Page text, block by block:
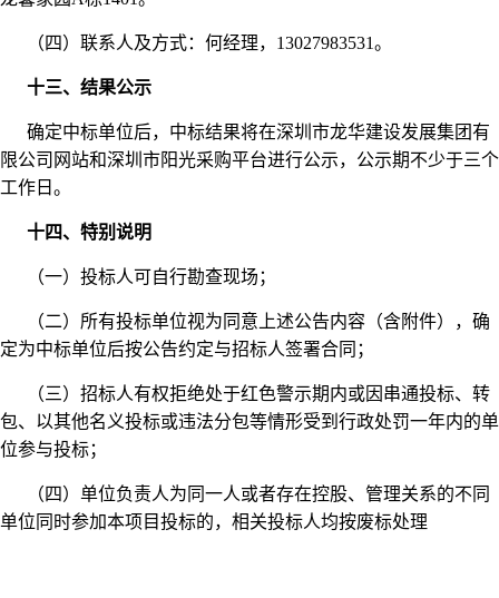
（四）联系人及方式：何经理，13027983531。
十三、结果公示
确定中标单位后，中标结果将在深圳市龙华建设发展集团有
限公司网站和深圳市阳光采购平台进行公示，公示期不少于三个
工作日。
十四、特别说明
（一）投标人可自行勘查现场；
（二）所有投标单位视为同意上述公告内容（含附件），确
定为中标单位后按公告约定与招标人签署合同；
（三）招标人有权拒绝处于红色警示期内或因串通投标、转
包、以其他名义投标或违法分包等情形受到行政处罚一年内的单
位参与投标；
（四）单位负责人为同一人或者存在控股、管理关系的不同
单位同时参加本项目投标的，相关投标人均按废标处理